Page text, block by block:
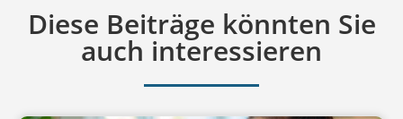
Diese Beiträge könnten Sie
auch interessieren